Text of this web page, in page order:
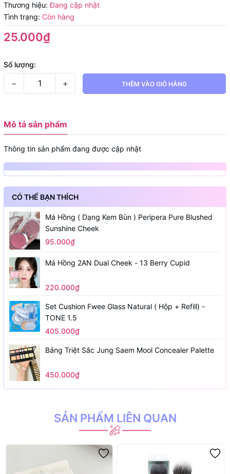
Thương hiệu: Đang cập nhật
Tình trạng: Còn hàng
25.000₫
Số lượng:
− + THÊM VÀO GIỎ HÀNG
Mô tả sản phẩm
Thông tin sản phẩm đang được cập nhật
CÓ THỂ BẠN THÍCH
Má Hồng ( Dạng Kem Bùn ) Peripera Pure Blushed
Sunshine Cheek
95.000₫
Má Hồng 2AN Dual Cheek - 13 Berry Cupid
220.000₫
Set Cushion Fwee Glass Natural ( Hộp + Refill) -
TONE 1.5
405.000₫
Bảng Triệt Sắc Jung Saem Mool Concealer Palette
450.000₫
SẢN PHẨM LIÊN QUAN